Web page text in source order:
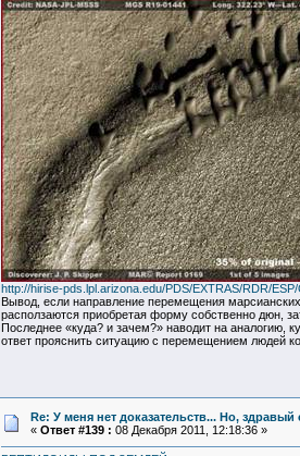
http://hirise-pds.lpl.arizona.edu/PDS/EXTRAS/RDR/
Вывод, если направление перемещения
расползаются приобретая форму собственно дюн,
Последнее «куда? и зачем?» наводит на аналогию,
ответ прояснить ситуацию с перемещением людей
Re: У меня нет доказательств... Но,
« Ответ #139 : 08 Декабря 2011, 12:18:36 »